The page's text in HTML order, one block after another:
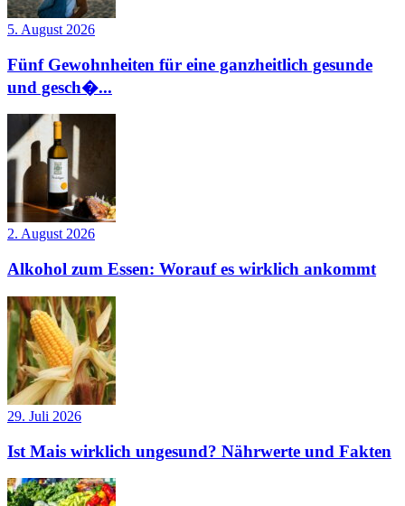
5. August 2026
Fünf Gewohnheiten für eine ganzheitlich gesunde
und gesch�...
2. August 2026
Alkohol zum Essen: Worauf es wirklich ankommt
29. Juli 2026
Ist Mais wirklich ungesund? Nährwerte und Fakten